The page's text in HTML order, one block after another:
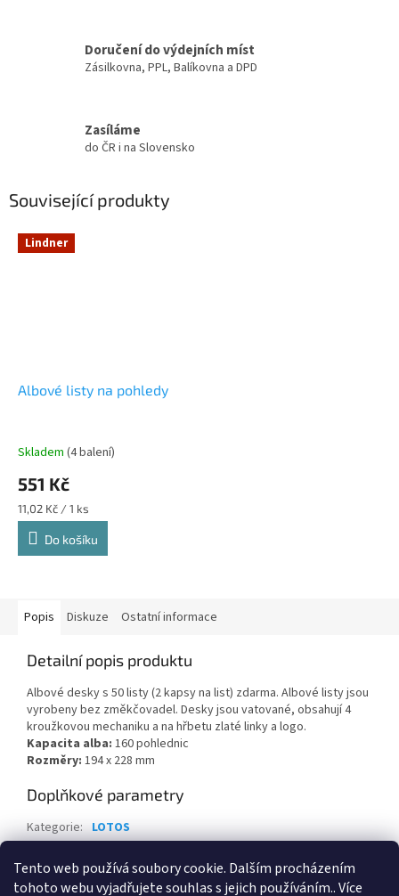
Tento web používá soubory cookie. Dalším procházením
tohoto webu vyjadřujete souhlas s jejich používáním.. Více
Doručení do výdejních míst
Zásilkovna, PPL, Balíkovna a DPD
Zasíláme
do ČR i na Slovensko
Související produkty
Lindner
Albové listy na pohledy
Skladem (4 balení)
551 Kč
Měrná
cena:
11,02 Kč / 1 ks
Do košíku
Popis Diskuze Ostatní informace
Detailní popis produktu
Albové desky s 50 listy (2 kapsy na list) zdarma. Albové listy jsou
vyrobeny bez změkčovadel. Desky jsou vatované, obsahují 4
kroužkovou mechaniku a na hřbetu zlaté linky a logo.
Kapacita alba: 160 pohlednic
Rozměry: 194 x 228 mm
Doplňkové parametry
Kategorie: LOTOS
EAN: Zvolte variantu